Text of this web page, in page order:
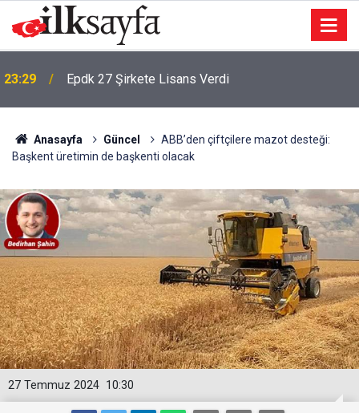
23:29 Epdk 27 Şirkete Lisans Verdi
Anasayfa Güncel
ABB’den çiftçilere mazot desteği:
Başkent üretimin de başkenti olacak
10:30
27 Temmuz 2024